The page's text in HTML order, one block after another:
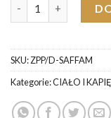
SKU:ZPP/D-SAFFAM
Kategorie:CIAŁO I